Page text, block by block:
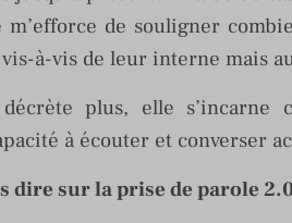
m’efforce de souligner
à-vis de leur interne mais
plus, elle s’incarne
à écouter et converser
dire sur la prise de parole